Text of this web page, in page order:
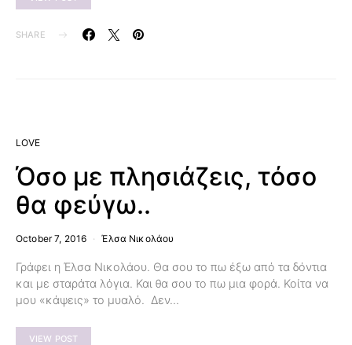
SHARE
LOVE
Όσο με πλησιάζεις, τόσο
θα φεύγω..
October 7, 2016 Έλσα Νικολάου
Γράφει η Έλσα Νικολάου. Θα σου το πω έξω από τα δόντια
και με σταράτα λόγια. Και θα σου το πω μια φορά. Κοίτα να
μου «κάψεις» το μυαλό. Δεν…
VIEW POST